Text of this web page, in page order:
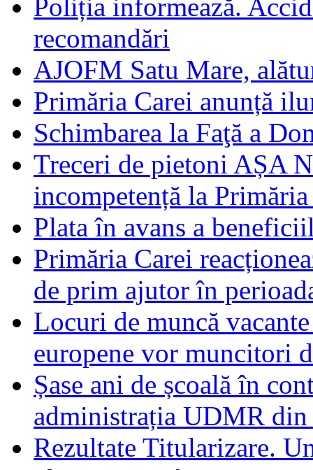
Poliția informează.
recomandări
AJOFM Satu Mare,
Primăria Carei anunță
Schimbarea la Faţă a
Treceri de pietoni AȘA
incompetență la
Plata în avans a
Primăria Carei
de prim ajutor în
Locuri de muncă
europene vor muncitori
Șase ani de școală în
administrația UDMR din
Rezultate Titularizare.